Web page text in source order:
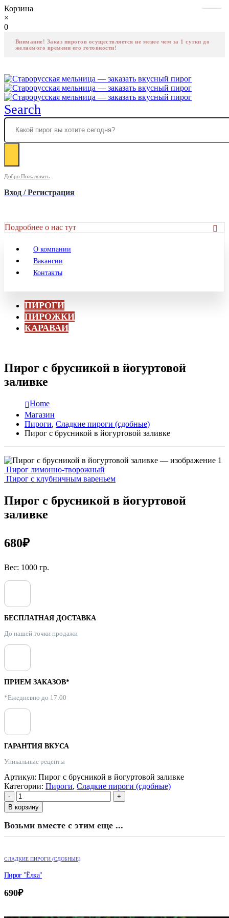
Корзина
×
0
Внимание! Заказ пирогов осуществляется не менее чем за 1 сутки до
желаемого времени его готовности!
Search
Добро Пожаловать
Вход / Регистрация
Подробнее о нас тут
О компании
Вакансии
Контакты
ПИРОГИ
ПИРОЖКИ
КАРАВАИ
Пирог с брусникой в йогуртовой
заливке
Home
Магазин
Пироги, Сладкие пироги (сдобные)
Пирог с брусникой в йогуртовой заливке
Пирог лимонно-творожный
Пирог с клубничным вареньем
Пирог с брусникой в йогуртовой
заливке
680₽
Вес: 1000 гр.
БЕСПЛАТНАЯ ДОСТАВКА
До нашей точки продажи
ПРИЕМ ЗАКАЗОВ*
*Ежедневно до 17:00
ГАРАНТИЯ ВКУСА
Уникальные рецепты
Артикул: Пирог с брусникой в йогуртовой заливке
Категории: Пироги, Сладкие пироги (сдобные)
-
+
В корзину
Возьми вместе с этим еще ...
СЛАДКИЕ ПИРОГИ (СДОБНЫЕ)
Пирог "Ёлка"
690₽